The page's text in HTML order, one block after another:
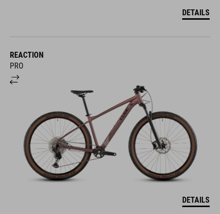
DETAILS
REACTION
PRO
DETAILS